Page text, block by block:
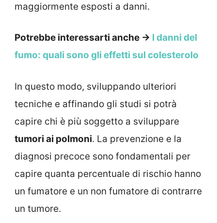
maggiormente esposti a danni.
Potrebbe interessarti anche → I danni del
fumo: quali sono gli effetti sul colesterolo
In questo modo, sviluppando ulteriori
tecniche e affinando gli studi si potrà
capire chi è più soggetto a sviluppare
tumori ai polmoni. La prevenzione e la
diagnosi precoce sono fondamentali per
capire quanta percentuale di rischio hanno
un fumatore e un non fumatore di contrarre
un tumore.